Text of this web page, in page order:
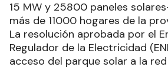
15 MW y 25800 paneles
más de 11000 hogares de la
La resolución aprobada por el
Regulador de la Electricidad
acceso del parque solar a la